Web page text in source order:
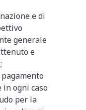
e di
generale
e
ogni caso
per la